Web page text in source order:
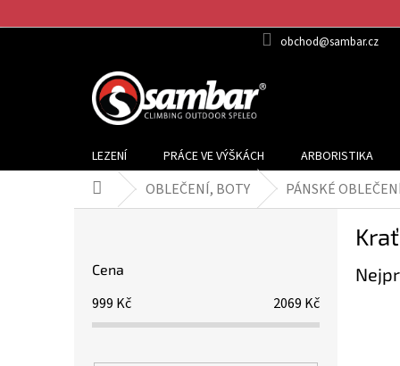
na
obchod@sambar.cz
LEZENÍ PRÁCE VE VÝŠKÁCH ARBORISTIKA
Domů OBLEČENÍ, BOTY PÁNSKÉ
Cena
999 Kč 2069 Kč